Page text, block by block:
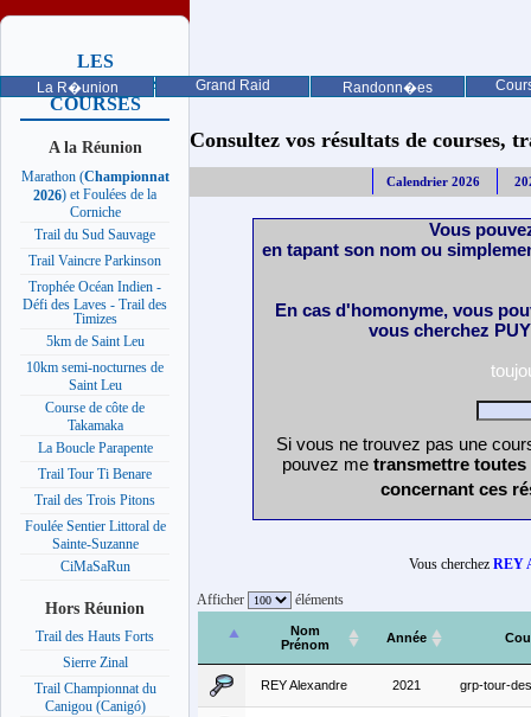
La R�union Grand Raid Randonn�es
LES
PROCHAINES
COURSES
A la Réunion
Marathon (Championnat
2026) et Foulées de la
Corniche
Trail du Sud Sauvage
Trail Vaincre Parkinson
Trophée Océan Indien -
Défi des Laves - Trail des
Timizes
5km de Saint Leu
10km semi-nocturnes de
Saint Leu
Course de côte de
Takamaka
La Boucle Parapente
Trail Tour Ti Benare
Trail des Trois Pitons
Foulée Sentier Littoral de
Sainte-Suzanne
CiMaSaRun
Hors Réunion
Trail des Hauts Forts
Sierre Zinal
Trail Championnat du
Canigou (Canigó)
Consultez vos résultats de courses,
Calendrier 2026
Vous
en tapant son nom ou
En cas d'homonyme, vous
vous cherchez
Si vous ne trouvez pas une
pouvez me transmettre
concernant ces
Vous cherchez REY
Afficher éléments
Nom
Prénom
Année
REY Alexandre 2021 grp-tour-